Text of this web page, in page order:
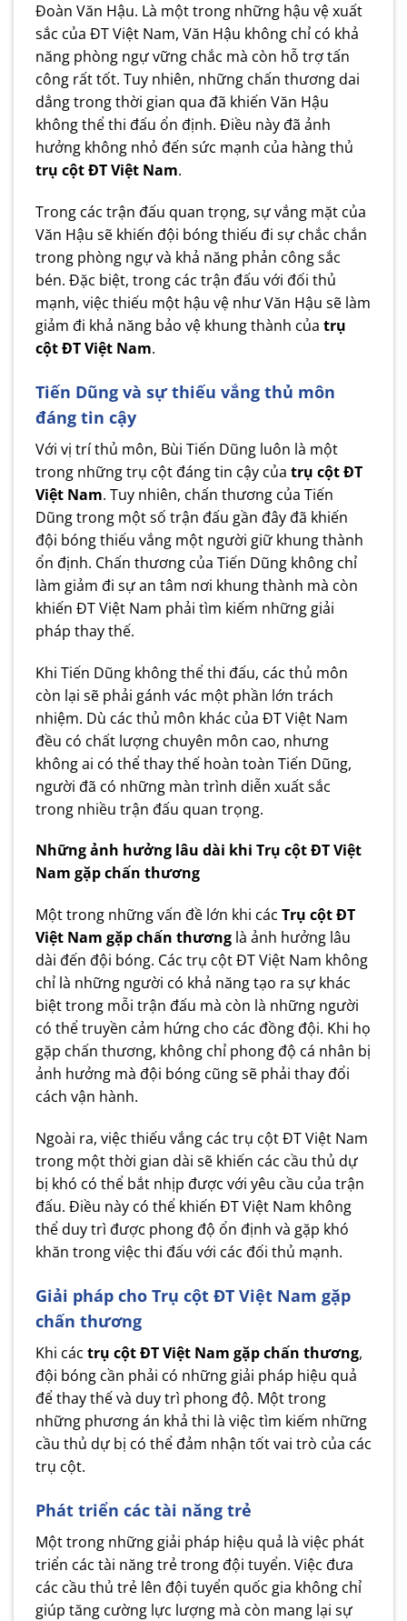
Đoàn Văn Hậu. Là một trong những hậu vệ xuất
sắc của ĐT Việt Nam, Văn Hậu không chỉ có khả
năng phòng ngự vững chắc mà còn hỗ trợ tấn
công rất tốt. Tuy nhiên, những chấn thương dai
dẳng trong thời gian qua đã khiến Văn Hậu
không thể thi đấu ổn định. Điều này đã ảnh
hưởng không nhỏ đến sức mạnh của hàng thủ
trụ cột ĐT Việt Nam.
Trong các trận đấu quan trọng, sự vắng mặt của
Văn Hậu sẽ khiến đội bóng thiếu đi sự chắc chắn
trong phòng ngự và khả năng phản công sắc
bén. Đặc biệt, trong các trận đấu với đối thủ
mạnh, việc thiếu một hậu vệ như Văn Hậu sẽ làm
giảm đi khả năng bảo vệ khung thành của trụ
cột ĐT Việt Nam.
Tiến Dũng và sự thiếu vắng thủ môn
đáng tin cậy
Với vị trí thủ môn, Bùi Tiến Dũng luôn là một
trong những trụ cột đáng tin cậy của trụ cột ĐT
Việt Nam. Tuy nhiên, chấn thương của Tiến
Dũng trong một số trận đấu gần đây đã khiến
đội bóng thiếu vắng một người giữ khung thành
ổn định. Chấn thương của Tiến Dũng không chỉ
làm giảm đi sự an tâm nơi khung thành mà còn
khiến ĐT Việt Nam phải tìm kiếm những giải
pháp thay thế.
Khi Tiến Dũng không thể thi đấu, các thủ môn
còn lại sẽ phải gánh vác một phần lớn trách
nhiệm. Dù các thủ môn khác của ĐT Việt Nam
đều có chất lượng chuyên môn cao, nhưng
không ai có thể thay thế hoàn toàn Tiến Dũng,
người đã có những màn trình diễn xuất sắc
trong nhiều trận đấu quan trọng.
Những ảnh hưởng lâu dài khi Trụ cột ĐT Việt
Nam gặp chấn thương
Một trong những vấn đề lớn khi các Trụ cột ĐT
Việt Nam gặp chấn thương là ảnh hưởng lâu
dài đến đội bóng. Các trụ cột ĐT Việt Nam không
chỉ là những người có khả năng tạo ra sự khác
biệt trong mỗi trận đấu mà còn là những người
có thể truyền cảm hứng cho các đồng đội. Khi họ
gặp chấn thương, không chỉ phong độ cá nhân bị
ảnh hưởng mà đội bóng cũng sẽ phải thay đổi
cách vận hành.
Ngoài ra, việc thiếu vắng các trụ cột ĐT Việt Nam
trong một thời gian dài sẽ khiến các cầu thủ dự
bị khó có thể bắt nhịp được với yêu cầu của trận
đấu. Điều này có thể khiến ĐT Việt Nam không
thể duy trì được phong độ ổn định và gặp khó
khăn trong việc thi đấu với các đối thủ mạnh.
Giải pháp cho Trụ cột ĐT Việt Nam gặp
chấn thương
Khi các trụ cột ĐT Việt Nam gặp chấn thương,
đội bóng cần phải có những giải pháp hiệu quả
để thay thế và duy trì phong độ. Một trong
những phương án khả thi là việc tìm kiếm những
cầu thủ dự bị có thể đảm nhận tốt vai trò của các
trụ cột.
Phát triển các tài năng trẻ
Một trong những giải pháp hiệu quả là việc phát
triển các tài năng trẻ trong đội tuyển. Việc đưa
các cầu thủ trẻ lên đội tuyển quốc gia không chỉ
giúp tăng cường lực lượng mà còn mang lại sự